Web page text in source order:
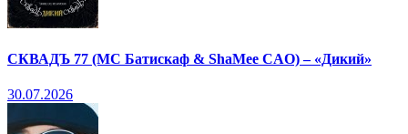
СКВАДЪ 77 (МС Батискаф & ShaMee CAO) – «Дикий»
30.07.2026